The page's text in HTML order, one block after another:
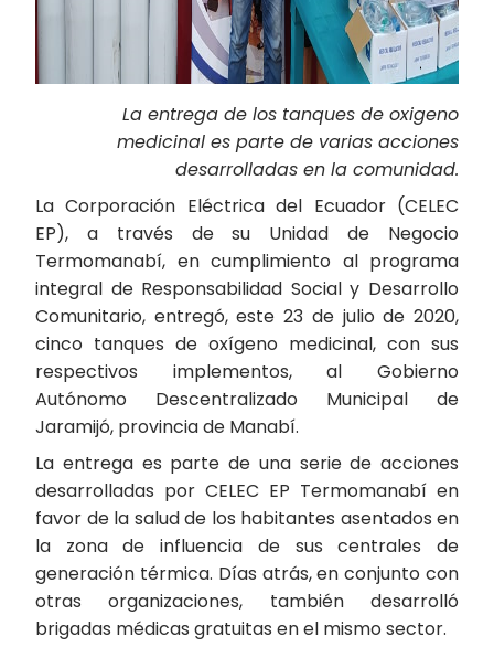
La entrega de los tanques de oxigeno
medicinal es parte de varias acciones
desarrolladas en la comunidad.
La Corporación Eléctrica del Ecuador (CELEC
EP), a través de su Unidad de Negocio
Termomanabí, en cumplimiento al programa
integral de Responsabilidad Social y Desarrollo
Comunitario, entregó, este 23 de julio de 2020,
cinco tanques de oxígeno medicinal, con sus
respectivos implementos, al Gobierno
Autónomo Descentralizado Municipal de
Jaramijó, provincia de Manabí.
La entrega es parte de una serie de acciones
desarrolladas por CELEC EP Termomanabí en
favor de la salud de los habitantes asentados en
la zona de influencia de sus centrales de
generación térmica. Días atrás, en conjunto con
otras organizaciones, también desarrolló
brigadas médicas gratuitas en el mismo sector.